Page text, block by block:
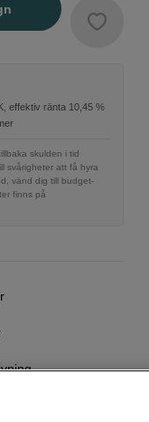
effektiv ränta 10,45 %
skulden i tid
svårigheter att få hyra
vänd dig till budget-
finns på